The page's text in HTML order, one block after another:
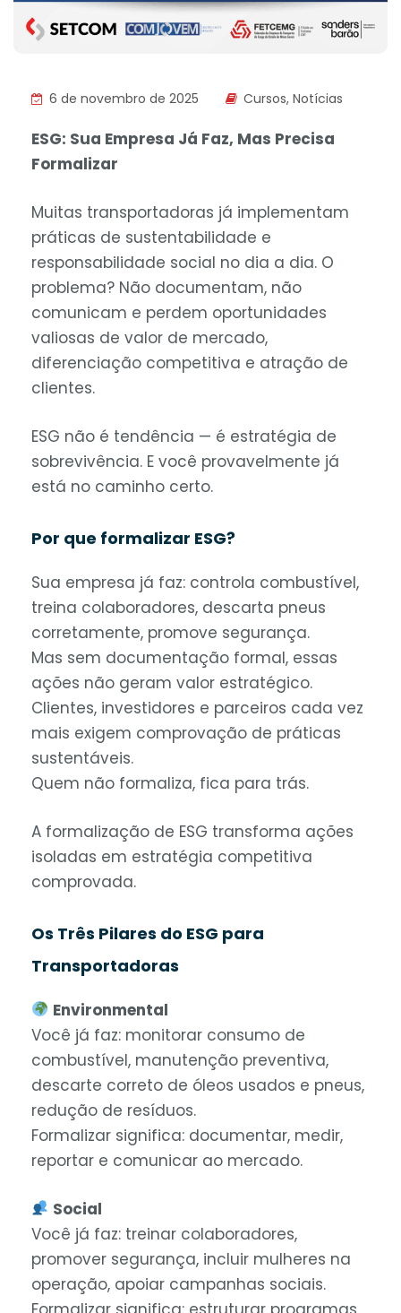
6 de novembro de 2025 Cursos, Notícias
ESG: Sua Empresa Já Faz, Mas Precisa
Formalizar
Muitas transportadoras já implementam
práticas de sustentabilidade e
responsabilidade social no dia a dia. O
problema? Não documentam, não
comunicam e perdem oportunidades
valiosas de valor de mercado,
diferenciação competitiva e atração de
clientes.
ESG não é tendência — é estratégia de
sobrevivência. E você provavelmente já
está no caminho certo.
Por que formalizar ESG?
Sua empresa já faz: controla combustível,
treina colaboradores, descarta pneus
corretamente, promove segurança.
Mas sem documentação formal, essas
ações não geram valor estratégico.
Clientes, investidores e parceiros cada vez
mais exigem comprovação de práticas
sustentáveis.
Quem não formaliza, fica para trás.
A formalização de ESG transforma ações
isoladas em estratégia competitiva
comprovada.
Os Três Pilares do ESG para
Transportadoras
Environmental
Você já faz: monitorar consumo de
combustível, manutenção preventiva,
descarte correto de óleos usados e pneus,
redução de resíduos.
Formalizar significa: documentar, medir,
reportar e comunicar ao mercado.
Social
Você já faz: treinar colaboradores,
promover segurança, incluir mulheres na
operação, apoiar campanhas sociais.